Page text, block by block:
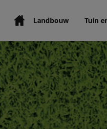
Landbouw Tuin